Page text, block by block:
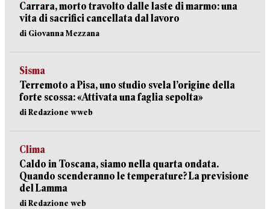
Carrara, morto travolto dalle laste di marmo: una
vita di sacrifici cancellata dal lavoro
di Giovanna Mezzana
Sisma
Terremoto a Pisa, uno studio svela l’origine della
forte scossa: «Attivata una faglia sepolta»
di Redazione wweb
Clima
Caldo in Toscana, siamo nella quarta ondata.
Quando scenderanno le temperature? La previsione
del Lamma
di Redazione web